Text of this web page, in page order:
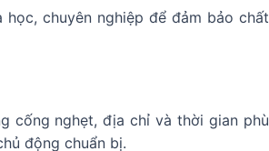
chuyên nghiệp để đảm bảo chất
cống nghẹt, địa chỉ và thời gian phù
động chuẩn bị.